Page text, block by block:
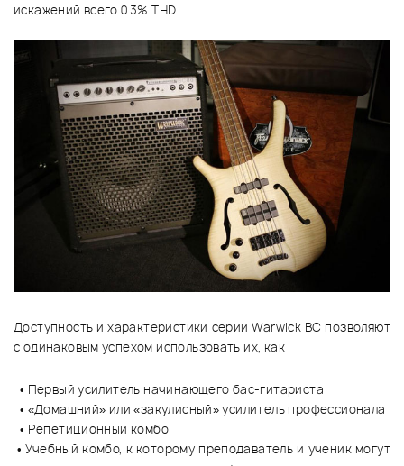
искажений всего 0.3% THD.
Доступность и характеристики серии Warwick BC позволяют
с одинаковым успехом использовать их, как
• Первый усилитель начинающего бас-гитариста
• «Домашний» или «закулисный» усилитель профессионала
• Репетиционный комбо
• Учебный комбо, к которому преподаватель и ученик могут